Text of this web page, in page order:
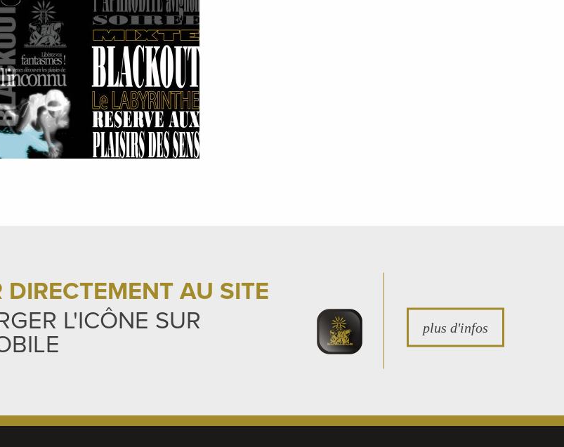
DIRECTEMENT AU SITE
L'ICÔNE SUR
plus d'infos